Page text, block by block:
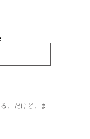
、だけど、ま